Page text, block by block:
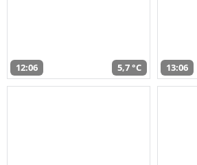
12:06 5,7 °C 13:06